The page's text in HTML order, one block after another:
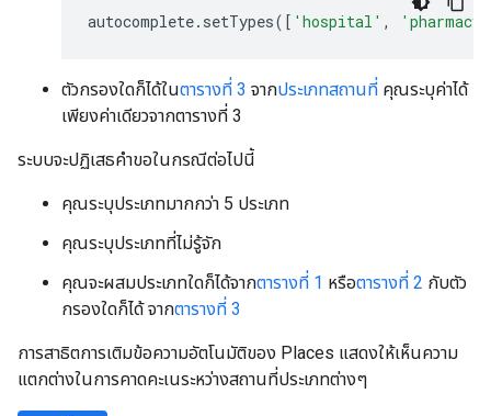
autocomplete. setTypes([ 'hospital' , 'pharmacy'
ตัวกรองใดก็ได้ในตารางที่ 3 จากประเภทสถานที่ คุณระบุค่าได้
เพียงค่าเดียวจากตารางที่ 3
ระบบจะปฏิเสธคำขอในกรณีต่อไปนี้
คุณระบุประเภทมากกว่า 5 ประเภท
คุณระบุประเภทที่ไม่รู้จัก
คุณจะผสมประเภทใดก็ได้จากตารางที่ 1 หรือตารางที่ 2 กับตัว
กรองใดก็ได้ จากตารางที่ 3
การสาธิตการเติมข้อความอัตโนมัติของ Places แสดงให้เห็นความ
แตกต่างในการคาดคะเนระหว่างสถานที่ประเภทต่างๆ